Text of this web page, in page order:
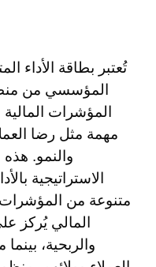
تُعتبر بطاقة الأداء
المؤسسي من
المؤشرات
مهمة مثل رضا
والنمو.
الاستراتيجية
متنوعة من المؤشرات
المالي يُركز
والربحية،